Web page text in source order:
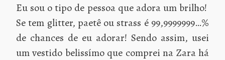
Eu sou o tipo de pessoa que adora um brilho!
Se tem glitter, paetê ou strass é 99,9999999…%
de chances de eu adorar! Sendo assim, usei
um vestido belissímo que comprei na Zara há